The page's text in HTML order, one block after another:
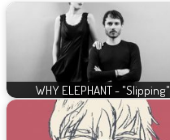
WHY ELEPHANT - "Slipping"